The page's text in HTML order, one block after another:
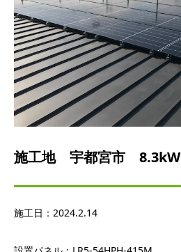
施工地 宇都宮市 8.3kW
施工日： 2024.2.14